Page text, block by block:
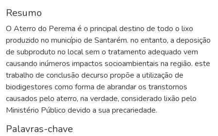
Resumo
O Aterro do Perema é o principal destino de todo o lixo
produzido no município de Santarém. no entanto, a deposição
de subproduto no local sem o tratamento adequado vem
causando inúmeros impactos socioambientais na região. este
trabalho de conclusão decurso propõe a utilização de
biodigestores como forma de abrandar os transtornos
causados pelo aterro, na verdade, considerado lixão pelo
Ministério Público devido a sua precariedade.
Palavras-chave